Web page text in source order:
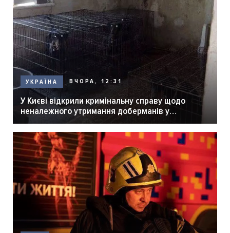
УКРАЇНА ВЧОРА, 12:31
У Києві відкрили кримінальну справу щодо
неналежного утримання доберманів у
розпліднику